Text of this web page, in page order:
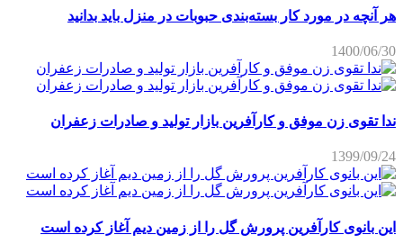
هر آنچه در مورد کار بسته‌بندی حبوبات در منزل باید بدانید
1400/06/30
ندا تقوی زن موفق و کارآفرین بازار تولید و صادرات زعفران
1399/09/24
این بانوی کارآفرین پرورش گل را از زمین دیم آغاز کرده است